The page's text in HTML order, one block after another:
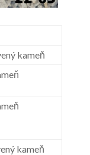
kameň
kameň